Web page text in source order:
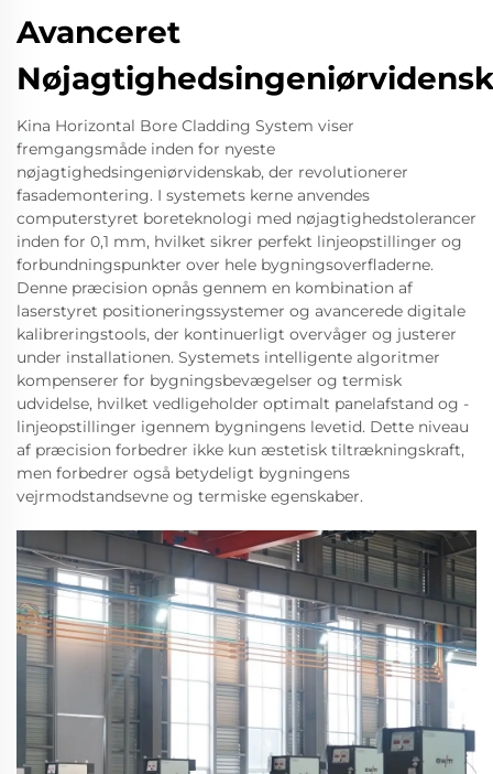
Avanceret
Kina Horizontal Bore Cladding System viser
fremgangsmåde inden for nyeste
nøjagtighedsingeniørvidenskab, der revolutionerer
fasademontering. I systemets kerne anvendes
computerstyret boreteknologi med nøjagtighedstolerancer
inden for 0,1 mm, hvilket sikrer perfekt linjeopstillinger og
forbundningspunkter over hele bygningsoverfladerne.
Denne præcision opnås gennem en kombination af
laserstyret positioneringssystemer og avancerede digitale
kalibreringstools, der kontinuerligt overvåger og justerer
under installationen. Systemets intelligente algoritmer
kompenserer for bygningsbevægelser og termisk
udvidelse, hvilket vedligeholder optimalt panelafstand og -
linjeopstillinger igennem bygningens levetid. Dette niveau
af præcision forbedrer ikke kun æstetisk tiltrækningskraft,
men forbedrer også betydeligt bygningens
vejrmodstandsevne og termiske egenskaber.